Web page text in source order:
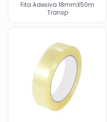
Fita Adesiva 18mmX50m
Transp